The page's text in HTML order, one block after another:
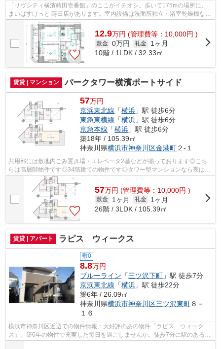
「リヴシティ横濱蒔田壱番館」のここがイチオシ。歩いて175mの場所に、
まいばすけっと 蒔田店があります。室内設備は洗面所独立・浴室乾燥機など
充実した設備を備え付けています。エレ...
12.9万円 (管理費等：10,000円 )
敷金 0万円 礼金
1ヶ月
10階 / 1LDK / 32.33㎡
賃貸 | マンション パークタワー横濱ポートサイド
57万円
京浜東北線 「横浜 」駅 徒歩6分
東急東横線 「横浜 」駅 徒歩6分
京急本線 「横浜 」駅 徒歩6分
築18年 / 105.39㎡
神奈川県横浜市神奈川区金港町２-１
共用部には敷地内ごみ置き場・エレベータ2基などが揃っております◎こち
らは高層階物件です◎34階建ての物件です◎タワー型マンションなら夜は綺
麗な夜景を毎日眺められます◎3沿線以上利...
57万円 (管理費等：10,000円 )
敷金 1ヶ月 礼金
1ヶ月
26階 / 3LDK / 105.39㎡
賃貸 | アパート ラピス ウィークス
敷0
8.8万円
ブルーライン 「三ツ沢下町 」駅 徒歩7分
京浜東北線 「横浜 」駅 徒歩22分
築6年 / 26.09㎡
神奈川県横浜市神奈川区三ツ沢東町８－
１６
横浜市神奈川区近辺での物件情報：大好評のあの物件「ラピス ウィーク
ス」。築6年の物件で充実した毎日を過ごしませんか。徒歩7分に駅のある、